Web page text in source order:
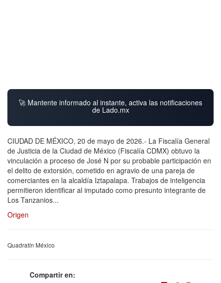
🚀 Mantente informado al instante, activa las notificaciones
de Lado.mx
CIUDAD DE MÉXICO, 20 de mayo de 2026.- La Fiscalía General
de Justicia de la Ciudad de México (Fiscalía CDMX) obtuvo la
vinculación a proceso de José N por su probable participación en
el delito de extorsión, cometido en agravio de una pareja de
comerciantes en la alcaldía Iztapalapa. Trabajos de inteligencia
permitieron identificar al imputado como presunto integrante de
Los Tanzanios...
Origen
Quadratín México
Compartir en: